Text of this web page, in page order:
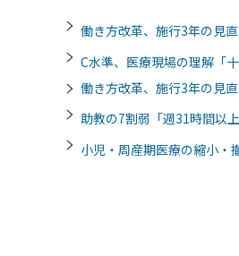
働き方改革、施行3年の見
C水準、医療現場の理解
働き方改革、施行3年の
助教の7割弱「週31時間
小児・周産期医療の縮小